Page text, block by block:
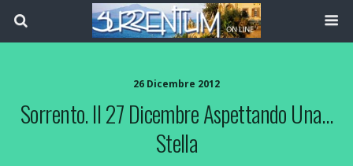
26 Dicembre 2012
Sorrento. Il 27 Dicembre Aspettando Una…
Stella